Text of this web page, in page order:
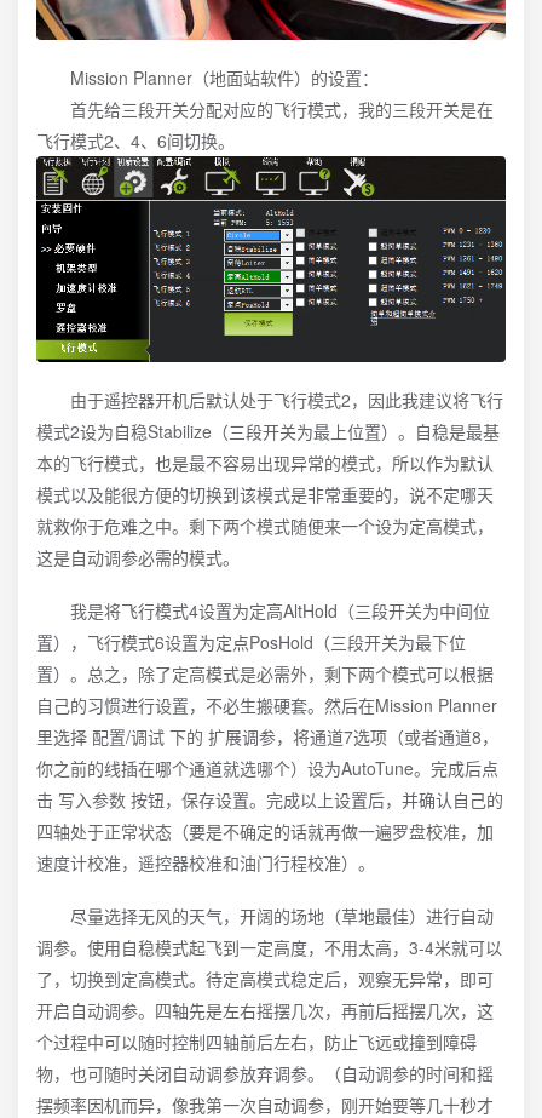
Mission Planner（地面站软件）的设置：
首先给三段开关分配对应的飞行模式，我的三段开关是在
飞行模式2、4、6间切换。
由于遥控器开机后默认处于飞行模式2，因此我建议将飞行
模式2设为自稳Stabilize（三段开关为最上位置）。自稳是最基
本的飞行模式，也是最不容易出现异常的模式，所以作为默认
模式以及能很方便的切换到该模式是非常重要的，说不定哪天
就救你于危难之中。剩下两个模式随便来一个设为定高模式，
这是自动调参必需的模式。
我是将飞行模式4设置为定高AltHold（三段开关为中间位
置），飞行模式6设置为定点PosHold（三段开关为最下位
置）。总之，除了定高模式是必需外，剩下两个模式可以根据
自己的习惯进行设置，不必生搬硬套。然后在Mission Planner
里选择 配置/调试 下的 扩展调参，将通道7选项（或者通道8，
你之前的线插在哪个通道就选哪个）设为AutoTune。完成后点
击 写入参数 按钮，保存设置。完成以上设置后，并确认自己的
四轴处于正常状态（要是不确定的话就再做一遍罗盘校准，加
速度计校准，遥控器校准和油门行程校准）。
尽量选择无风的天气，开阔的场地（草地最佳）进行自动
调参。使用自稳模式起飞到一定高度，不用太高，3-4米就可以
了，切换到定高模式。待定高模式稳定后，观察无异常，即可
开启自动调参。四轴先是左右摇摆几次，再前后摇摆几次，这
个过程中可以随时控制四轴前后左右，防止飞远或撞到障碍
物，也可随时关闭自动调参放弃调参。（自动调参的时间和摇
摆频率因机而异，像我第一次自动调参，刚开始要等几十秒才